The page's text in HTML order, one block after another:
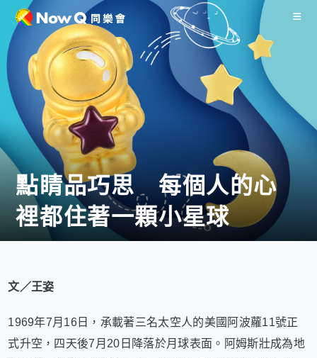
點睛品巧思 每個人的心
裡都住著一顆小星球
文／王姿
1969年7月16日，承載著三名太空人的美國阿波蘿11號正
式升空，四天後7月20日降落於月球表面。阿姆斯壯成為地